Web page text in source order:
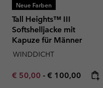
Neue Farben
Tall Heights™ III
Softshelljacke mit
Kapuze für Männer
WINDDICHT
Minimum sale price:
€ 50,00 - Maximum price:
€ 100,00